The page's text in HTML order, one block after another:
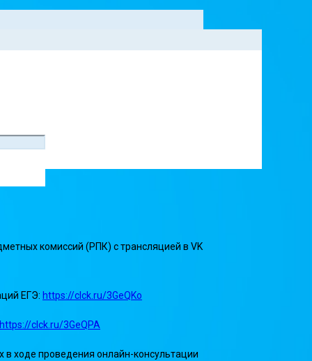
комиссий (РПК) с трансляцией в VK
ЕГЭ: https://clck.ru/3GeQKo
https://clck.ru/3GeQPA
в ходе проведения онлайн-консультации